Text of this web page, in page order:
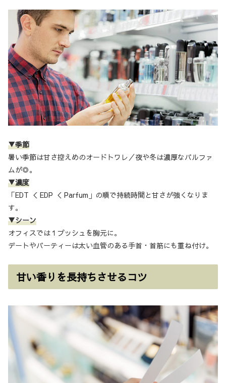
▼季節
暑い季節は甘さ控えめのオードトワレ／夜や冬は濃厚なパルファ
ムが◎。
▼濃度
「EDT ＜ EDP ＜ Parfum」の順で持続時間と甘さが強くなりま
す。
▼シーン
オフィスでは１プッシュを胸元に。
デートやパーティーは太い血管のある手首・首筋にも重ね付け。
甘い香りを長持ちさせるコツ